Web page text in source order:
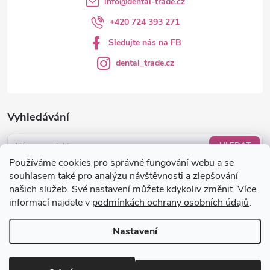
Používáme cookies pro správné fungování webu a se
souhlasem také pro analýzu návštěvnosti a zlepšování
našich služeb. Své nastavení můžete kdykoliv změnit. Více
informací najdete v podmínkách ochrany osobních údajů.
Nastavení
Vyhledávání
HLEDAT
Nákupní košík
0KS /0 KČ
+420 724 393 271
Sledujte nás na FB
dental_trade.cz
Copyright 2026dental-trade.cz. Všechna práva vyhrazena.Upravit
nastavení cookies